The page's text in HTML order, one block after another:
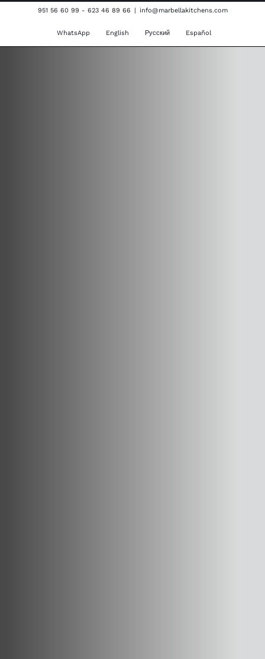
951 56 60 99 - 623 46 89 66 | info@marbellakitchens.com
WhatsApp English Русский Español